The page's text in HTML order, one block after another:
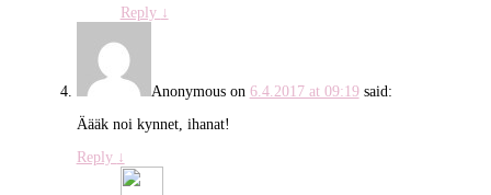
Reply ↓
Anonymouson 6.4.2017 at 09:19 said:
Äääk noi kynnet, ihanat!
Reply ↓